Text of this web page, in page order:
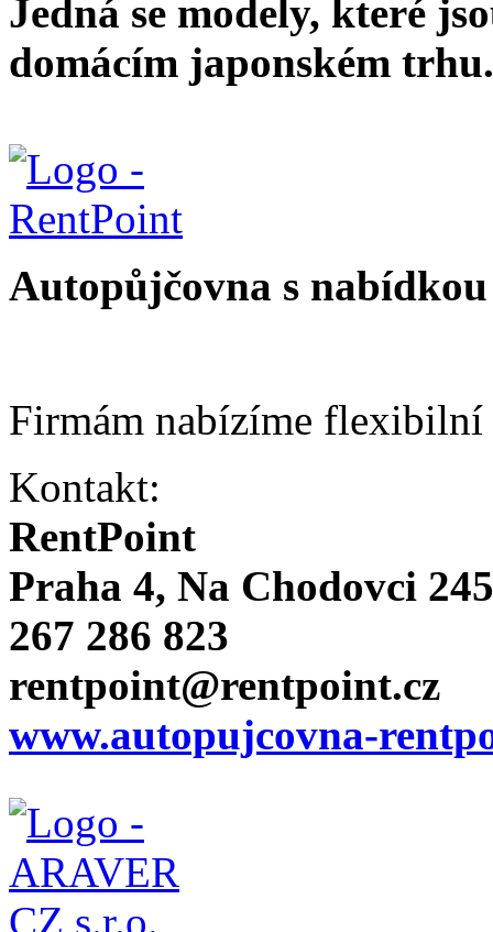
Jedná se modely, které
domácím japonském trhu.
Autopůjčovna s
Firmám nabízíme flexibilní
Kontakt:
RentPoint
Praha 4, Na Chodovci
267 286 823
rentpoint@rentpoint.cz
www.autopujcovna-